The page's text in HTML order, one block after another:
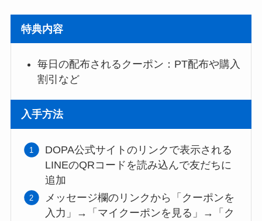
特典内容
毎日の配布されるクーポン：PT配布や購入
割引など
入手方法
DOPA公式サイトのリンクで表示される
LINEのQRコードを読み込んで友だちに
追加
メッセージ欄のリンクから「クーポンを
入力」→「マイクーポンを見る」→「ク